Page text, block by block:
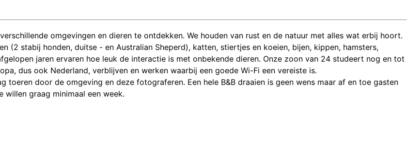
omgevingen en dieren te ontdekken. We houden van rust en de natuur met alles wat erbij hoort.
(2 stabij honden, duitse - en Australian Sheperd), katten, stiertjes en koeien, bijen, kippen, hamsters,
jaren ervaren hoe leuk de interactie is met onbekende dieren. Onze zoon van 24 studeert nog en tot
dus ook Nederland, verblijven en werken waarbij een goede Wi-Fi een vereiste is.
toeren door de omgeving en deze fotograferen. Een hele B&B draaien is geen wens maar af en toe gasten
willen graag minimaal een week.